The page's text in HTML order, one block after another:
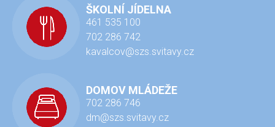
ŠKOLNÍ JÍDELNA
461 535 100
702 286 742
kavalcov@szs.svitavy.cz
DOMOV MLÁDEŽE
702 286 746
dm@szs.svitavy.cz